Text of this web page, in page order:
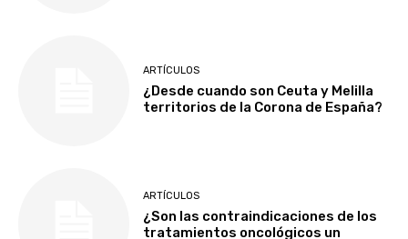
ARTÍCULOS
¿Desde cuando son Ceuta y Melilla
territorios de la Corona de España?
ARTÍCULOS
¿Son las contraindicaciones de los
tratamientos oncológicos un